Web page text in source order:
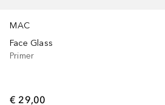
MAC
Face Glass
Primer
€ 29,00